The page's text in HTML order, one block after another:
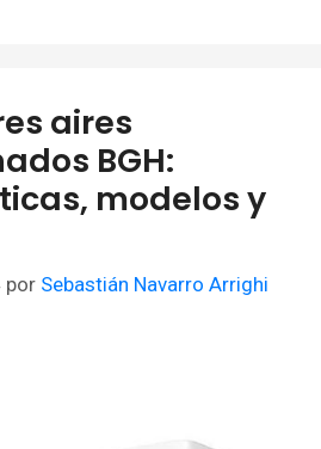
aires
BGH:
modelos y
por Sebastián Navarro Arrighi